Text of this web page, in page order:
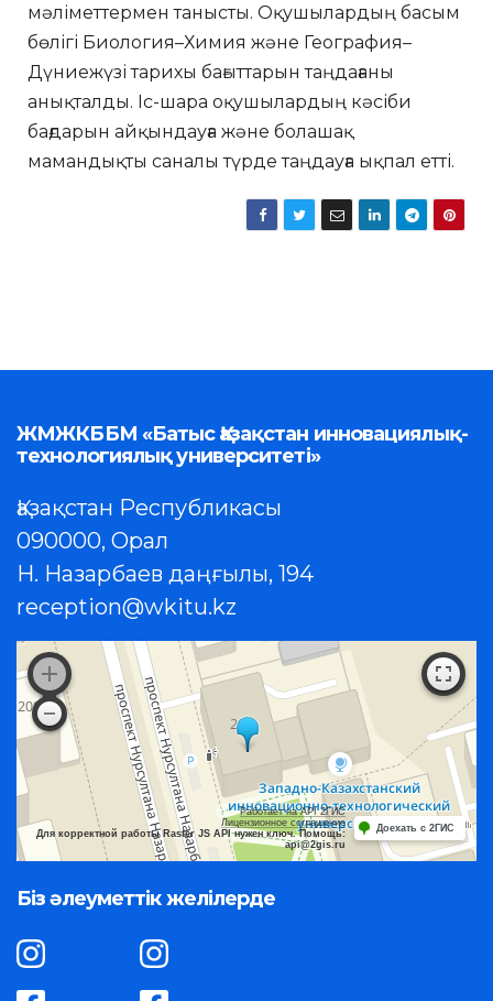
мәліметтермен танысты. Оқушылардың басым
бөлігі Биология–Химия және География–
Дүниежүзі тарихы бағыттарын таңдағаны
анықталды. Іс-шара оқушылардың кәсіби
бағдарын айқындауға және болашақ
мамандықты саналы түрде таңдауға ықпал етті.
ЖМЖКББМ «Батыс Қазақстан инновациялық-
технологиялық университеті»
Қазақстан Республикасы
090000, Орал
Н. Назарбаев даңғылы, 194
reception@wkitu.kz
Работает на API 2ГИС
Лицензионное соглашение
Для корректной работы Raster JS API нужен ключ. Помощь:
api@2gis.ru
Доехать с 2ГИС
Біз әлеуметтік желілерде